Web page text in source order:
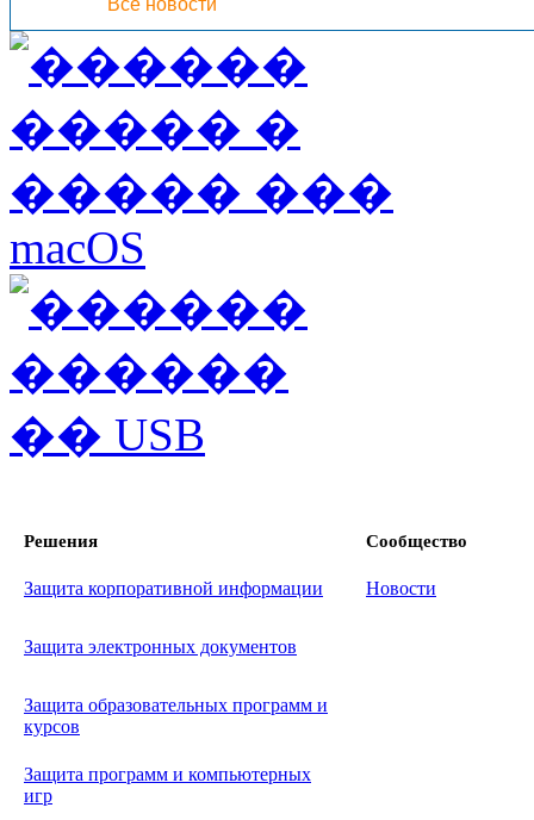
Все новости
Решения Сообщество
Защита корпоративной информации Новости
Защита электронных документов
Защита образовательных программ и
курсов
Защита программ и компьютерных
игр